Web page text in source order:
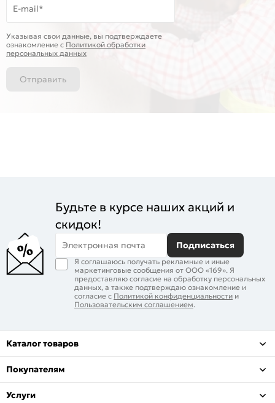
E-mail*
Указывая свои данные, вы подтверждаете
ознакомление c Политикой обработки
персональных данных
Отправить
Будьте в курсе наших акций и
скидок!
Электронная почта Подписаться
Я соглашаюсь получать рекламные и иные
маркетинговые сообщения от ООО «169». Я
предоставляю согласие на обработку персональных
данных, а также подтверждаю ознакомление и
согласие с Политикой конфиденциальности и
Пользовательским соглашением.
Каталог товаров
Покупателям
Услуги